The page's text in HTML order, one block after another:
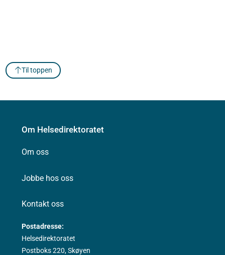
Til toppen
Om Helsedirektoratet
Om oss
Jobbe hos oss
Kontakt oss
Postadresse:
Helsedirektoratet
Postboks 220, Skøyen